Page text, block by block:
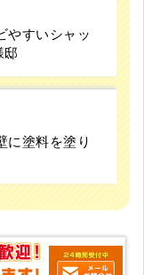
やすいシャッ
邸
に塗料を塗り